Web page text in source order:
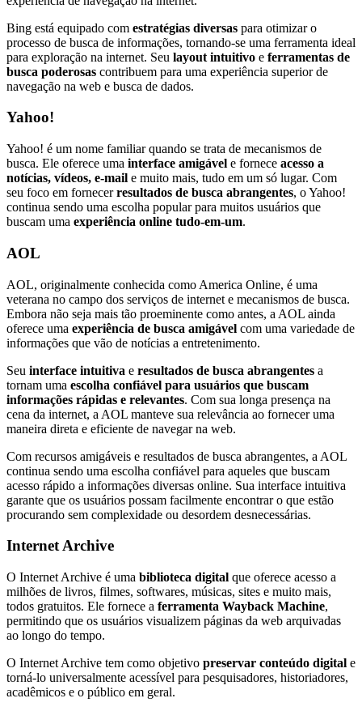
Bing está equipado com estratégias diversas para otimizar o
processo de busca de informações, tornando-se uma ferramenta ideal
para exploração na internet. Seu layout intuitivo e ferramentas de
busca poderosas contribuem para uma experiência superior de
navegação na web e busca de dados.
Yahoo!
Yahoo! é um nome familiar quando se trata de mecanismos de
busca. Ele oferece uma interface amigável e fornece acesso a
notícias, vídeos, e-mail e muito mais, tudo em um só lugar. Com
seu foco em fornecerresultados de busca abrangentes, o Yahoo!
continua sendo uma escolha popular para muitos usuários que
buscam uma experiência online tudo-em-um.
AOL
AOL, originalmente conhecida como America Online, é uma
veterana no campo dos serviços de internet e mecanismos de busca.
Embora não seja mais tão proeminente como antes, a AOL ainda
oferece uma experiência de busca amigável com uma variedade de
informações que vão de notícias a entretenimento.
Seu interface intuitiva e resultados de busca abrangentes a
tornam uma escolha confiável para usuários que buscam
informações rápidas e relevantes. Com sua longa presença na
cena da internet, a AOL manteve sua relevância ao fornecer uma
maneira direta e eficiente de navegar na web.
Com recursos amigáveis e resultados de busca abrangentes, a AOL
continua sendo uma escolha confiável para aqueles que buscam
acesso rápido a informações diversas online. Sua interface intuitiva
garante que os usuários possam facilmente encontrar o que estão
procurando sem complexidade ou desordem desnecessárias.
Internet Archive
O Internet Archive é uma biblioteca digital que oferece acesso a
milhões de livros, filmes, softwares, músicas, sites e muito mais,
todos gratuitos. Ele fornece a ferramenta Wayback Machine,
permitindo que os usuários visualizem páginas da web arquivadas
ao longo do tempo.
O Internet Archive tem como objetivo preservar conteúdo digital e
torná-lo universalmente acessível para pesquisadores, historiadores,
acadêmicos e o público em geral.